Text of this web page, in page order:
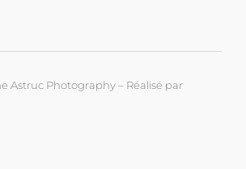
Astruc Photography – Réalisé par